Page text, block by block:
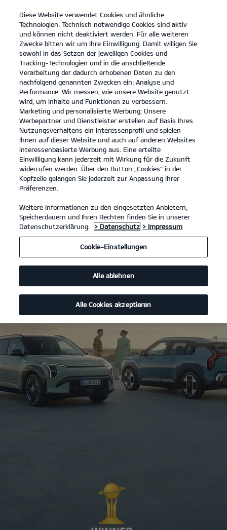
open
menu
KONTAKT
Der EV3
Konfigurator
... ... DER EV3
Der Kia EV3.
Eine Kraft, die bewegt.
Diese Website verwendet Cookies und ähnliche
Technologien. Technisch notwendige Cookies sind aktiv
und können nicht deaktiviert werden. Für alle weiteren
Zwecke bitten wir um Ihre Einwilligung. Damit willigen Sie
sowohl in das Setzen der jeweiligen Cookies und
Tracking-Technologien und in die anschließende
Verarbeitung der dadurch erhobenen Daten zu den
nachfolgend genannten Zwecken ein: Analyse und
Performance: Wir messen, wie unsere Website genutzt
wird, um Inhalte und Funktionen zu verbessern.
Marketing und personalisierte Werbung: Unsere
Werbepartner und Dienstleister erstellen auf Basis Ihres
Nutzungsverhaltens ein Interessenprofil und spielen
Ihnen auf dieser Website und auch auf anderen Websites
interessenbasierte Werbung aus. Eine erteilte
Einwilligung kann jederzeit mit Wirkung für die Zukunft
widerrufen werden. Über den Button „Cookies“ in der
Kopfzeile gelangen Sie jederzeit zur Anpassung Ihrer
Präferenzen.
Weitere Informationen zu den eingesetzten Anbietern,
Speicherdauern und Ihren Rechten finden Sie in unserer
Datenschutzerklärung.
> Datenschutz > Impressum
Cookie-Einstellungen
Alle ablehnen
Alle Cookies akzeptieren